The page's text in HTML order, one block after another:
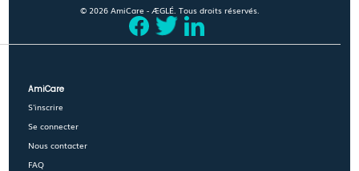
© 2026 AmiCare - ÆGLÉ. Tous droits réservés.
AmiCare
S'inscrire
Se connecter
Nous contacter
FAQ